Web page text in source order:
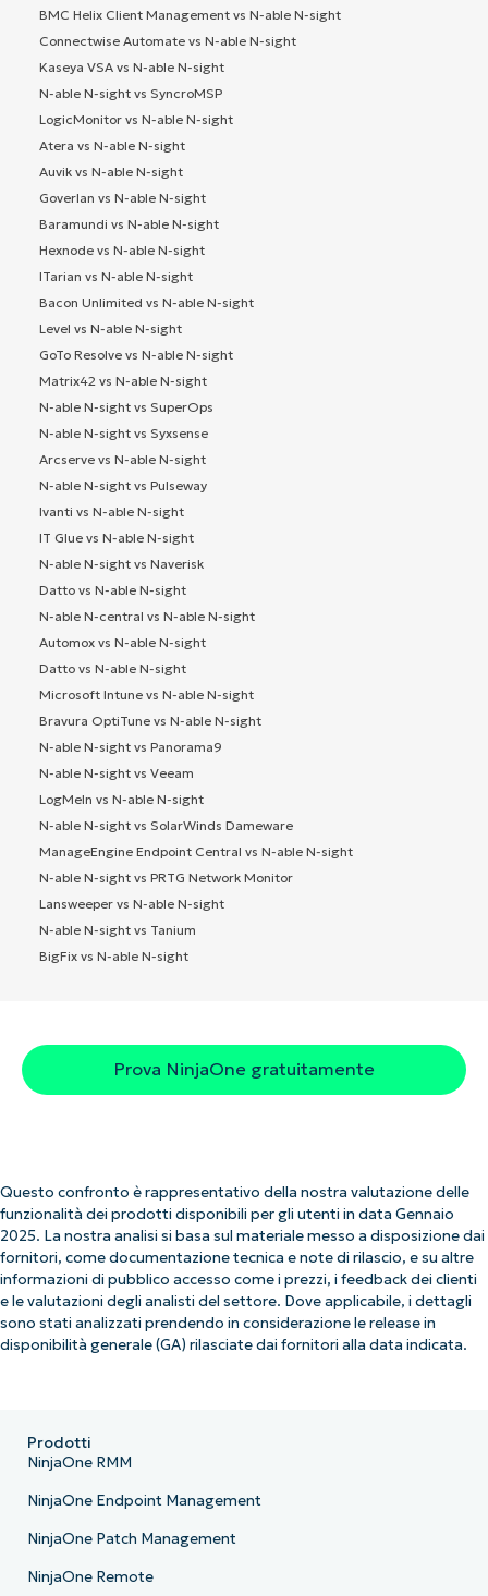
BMC Helix Client Management vs N-able N-sight
Connectwise Automate vs N-able N-sight
Kaseya VSA vs N-able N-sight
N-able N-sight vs SyncroMSP
LogicMonitor vs N-able N-sight
Atera vs N-able N-sight
Auvik vs N-able N-sight
Goverlan vs N-able N-sight
Baramundi vs N-able N-sight
Hexnode vs N-able N-sight
ITarian vs N-able N-sight
Bacon Unlimited vs N-able N-sight
Level vs N-able N-sight
GoTo Resolve vs N-able N-sight
Matrix42 vs N-able N-sight
N-able N-sight vs SuperOps
N-able N-sight vs Syxsense
Arcserve vs N-able N-sight
N-able N-sight vs Pulseway
Ivanti vs N-able N-sight
IT Glue vs N-able N-sight
N-able N-sight vs Naverisk
Datto vs N-able N-sight
N-able N-central vs N-able N-sight
Automox vs N-able N-sight
Datto vs N-able N-sight
Microsoft Intune vs N-able N-sight
Bravura OptiTune vs N-able N-sight
N-able N-sight vs Panorama9
N-able N-sight vs Veeam
LogMeIn vs N-able N-sight
N-able N-sight vs SolarWinds Dameware
ManageEngine Endpoint Central vs N-able N-sight
N-able N-sight vs PRTG Network Monitor
Lansweeper vs N-able N-sight
N-able N-sight vs Tanium
BigFix vs N-able N-sight
Prova NinjaOne gratuitamente
Questo confronto è rappresentativo della nostra valutazione delle
funzionalità dei prodotti disponibili per gli utenti in data Gennaio
2025. La nostra analisi si basa sul materiale messo a disposizione dai
fornitori, come documentazione tecnica e note di rilascio, e su altre
informazioni di pubblico accesso come i prezzi, i feedback dei clienti
e le valutazioni degli analisti del settore. Dove applicabile, i dettagli
sono stati analizzati prendendo in considerazione le release in
disponibilità generale (GA) rilasciate dai fornitori alla data indicata.
Prodotti
NinjaOne RMM
NinjaOne Endpoint Management
NinjaOne Patch Management
NinjaOne Remote